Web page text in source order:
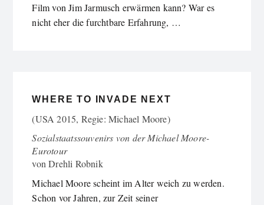
Film von Jim Jarmusch erwärmen kann? War es
nicht eher die furchtbare Erfahrung, …
WHERE TO INVADE NEXT
(USA 2015, Regie: Michael Moore)
Sozialstaatssouvenirs von der Michael Moore-
Eurotour
vonDrehli Robnik
Michael Moore scheint im Alter weich zu werden.
Schon vor Jahren, zur Zeit seiner